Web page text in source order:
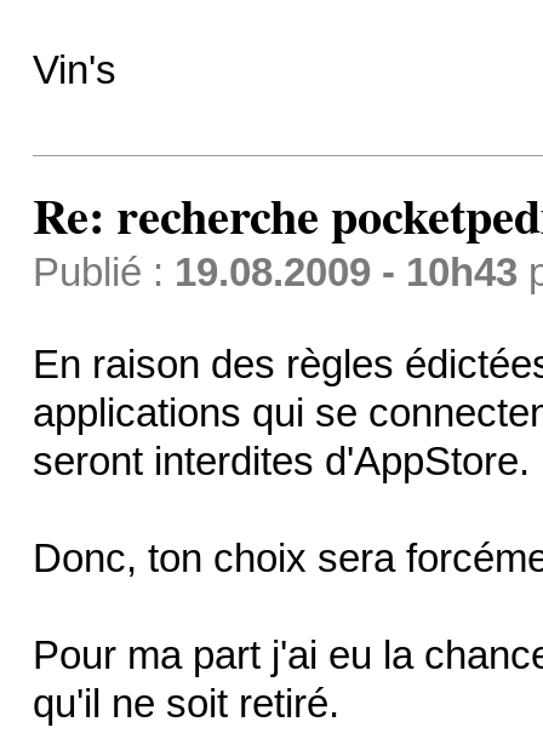
Vin's
Re: recherche
Publié : 19.08.2009 - 10h43
En raison des règles
applications qui se
seront interdites d'AppStore.
Donc, ton choix sera
Pour ma part j'ai eu la
qu'il ne soit retiré.